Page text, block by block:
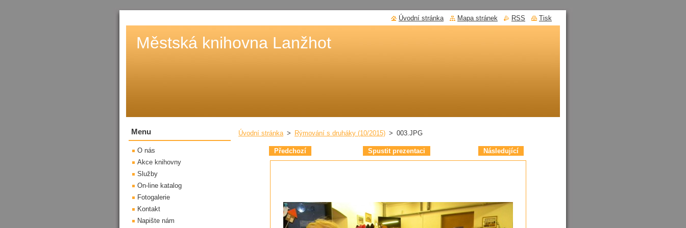
Městská knihovna Lanžhot
Úvodní stránka > Rýmování s druháky (10/2015) > 003.JPG
Předchozí Spustit prezentaci Následující
Menu
O nás
Akce knihovny
Služby
On-line katalog
Fotogalerie
Kontakt
Napište nám
Úvodní stránka Mapa stránek RSS Tisk